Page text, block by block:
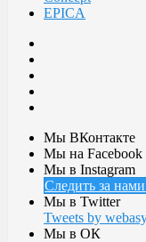
EPICA
Мы ВКонтакте
Мы на Facebook
Мы в Instagram
Следить за
Мы в Twitter
Tweets by
Мы в ОК